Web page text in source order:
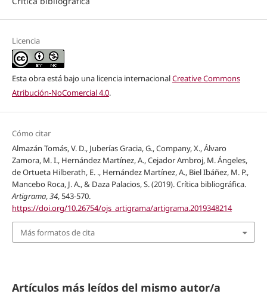
Licencia
Esta obra está bajo una licencia internacionalCreative Commons
Atribución-NoComercial 4.0.
Cómo citar
Almazán Tomás, V. D., Juberías Gracia, G., Company, X., Álvaro
Zamora, M. I., Hernández Martínez, A., Cejador Ambroj, M. Ángeles,
de Ortueta Hilberath, E. ., Hernández Martínez, A., Biel Ibáñez, M. P.,
Mancebo Roca, J. A., & Daza Palacios, S. (2019). Crítica bibliográfica.
Artigrama,34, 543-570.
https://doi.org/10.26754/ojs_artigrama/artigrama.2019348214
Más formatos de cita
Artículos más leídos del mismo autor/a